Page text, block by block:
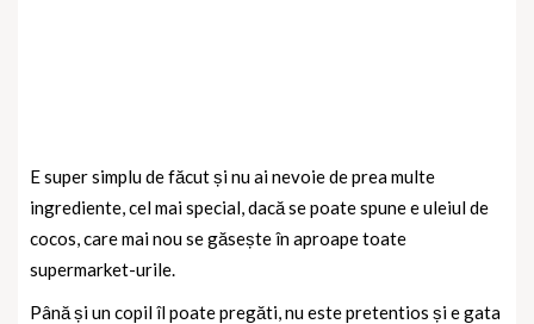
E super simplu de făcut și nu ai nevoie de prea multe
ingrediente, cel mai special, dacă se poate spune e uleiul de
cocos, care mai nou se găsește în aproape toate
supermarket-urile.
Până și un copil îl poate pregăti, nu este pretentios și e gata